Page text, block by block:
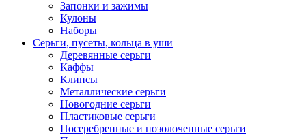
Запонки и зажимы
Кулоны
Наборы
Серьги, пусеты, кольца в уши
Деревянные серьги
Каффы
Клипсы
Металлические серьги
Новогодние серьги
Пластиковые серьги
Посеребренные и позолоченные серьги